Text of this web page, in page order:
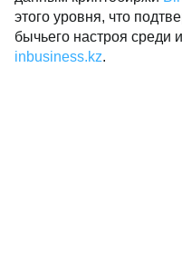
этого уровня, что
бычьего настроя среди
inbusiness.kz.